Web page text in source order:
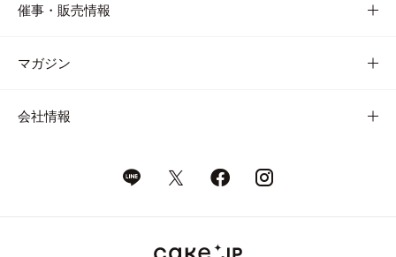
催事・販売情報
マガジン
会社情報